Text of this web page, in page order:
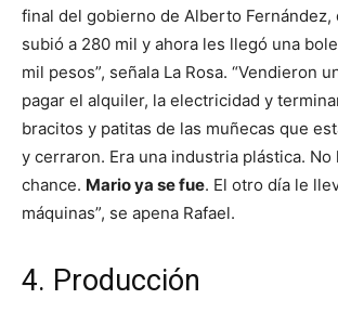
final del gobierno de Alberto Fernández,
subió a 280 mil y ahora les llegó una
mil pesos”, señala La Rosa. “Vendieron
pagar el alquiler, la electricidad y
bracitos y patitas de las muñecas que
y cerraron. Era una industria plástica. No
chance. Mario ya se fue. El otro día le
máquinas”, se apena Rafael.
4. Producción